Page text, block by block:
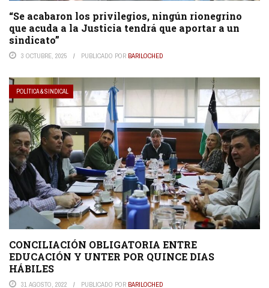
“Se acabaron los privilegios, ningún rionegrino
que acuda a la Justicia tendrá que aportar a un
sindicato”
3 OCTUBRE, 2025 PUBLICADO POR BARILOCHED
POLÍTICA & SINDICAL
CONCILIACIÓN OBLIGATORIA ENTRE
EDUCACIÓN Y UNTER POR QUINCE DIAS
HÁBILES
31 AGOSTO, 2022 PUBLICADO POR BARILOCHED